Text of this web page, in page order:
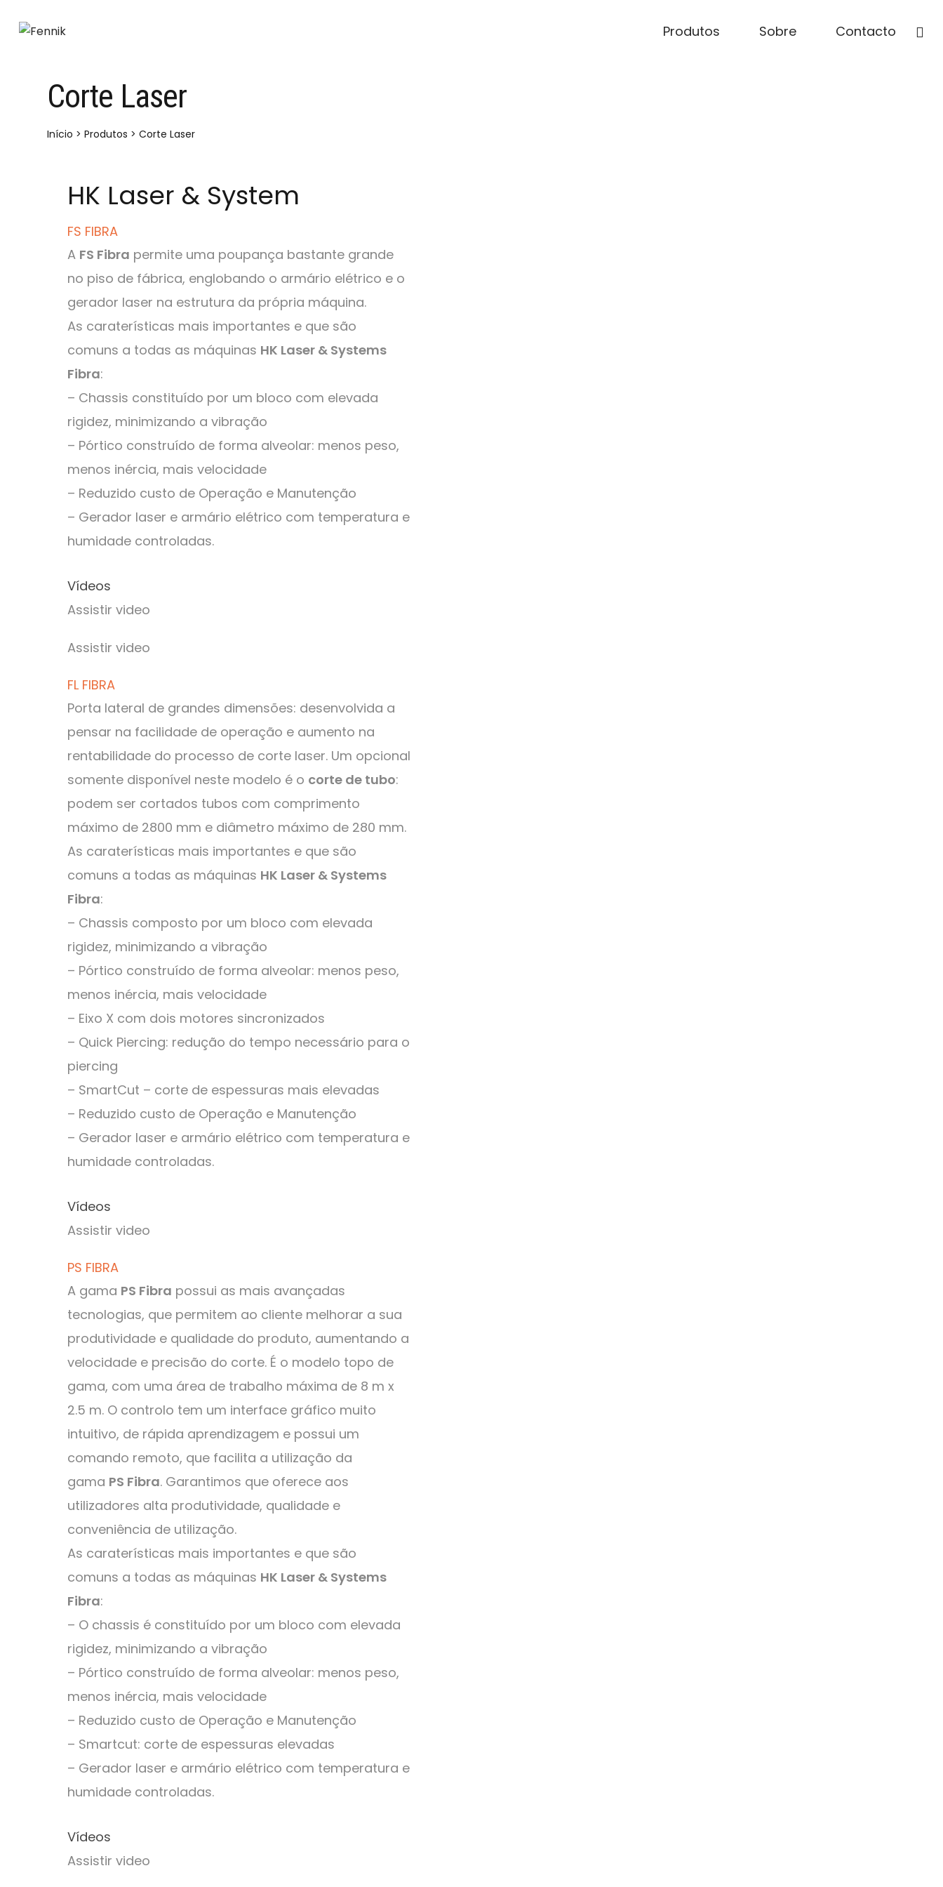
Produtos Sobre Contacto
Corte Laser
Início >Produtos >Corte Laser
HK Laser & System
FS FIBRA
A FS Fibra permite uma poupança bastante grande
no piso de fábrica, englobando o armário elétrico e o
gerador laser na estrutura da própria máquina.
As caraterísticas mais importantes e que são
comuns a todas as máquinas HK Laser & Systems
Fibra:
– Chassis constituído por um bloco com elevada
rigidez, minimizando a vibração
– Pórtico construído de forma alveolar: menos peso,
menos inércia, mais velocidade
– Reduzido custo de Operação e Manutenção
– Gerador laser e armário elétrico com temperatura e
humidade controladas.
Vídeos
Assistir video
Assistir video
FL FIBRA
Porta lateral de grandes dimensões: desenvolvida a
pensar na facilidade de operação e aumento na
rentabilidade do processo de corte laser. Um opcional
somente disponível neste modelo é o corte de tubo:
podem ser cortados tubos com comprimento
máximo de 2800 mm e diâmetro máximo de 280 mm.
As caraterísticas mais importantes e que são
comuns a todas as máquinas HK Laser & Systems
Fibra:
– Chassis composto por um bloco com elevada
rigidez, minimizando a vibração
– Pórtico construído de forma alveolar: menos peso,
menos inércia, mais velocidade
– Eixo X com dois motores sincronizados
– Quick Piercing: redução do tempo necessário para o
piercing
– SmartCut – corte de espessuras mais elevadas
– Reduzido custo de Operação e Manutenção
– Gerador laser e armário elétrico com temperatura e
humidade controladas.
Vídeos
Assistir video
PS FIBRA
A gama PS Fibra possui as mais avançadas
tecnologias, que permitem ao cliente melhorar a sua
produtividade e qualidade do produto, aumentando a
velocidade e precisão do corte. É o modelo topo de
gama, com uma área de trabalho máxima de 8 m x
2.5 m. O controlo tem um interface gráfico muito
intuitivo, de rápida aprendizagem e possui um
comando remoto, que facilita a utilização da
gama PS Fibra. Garantimos que oferece aos
utilizadores alta produtividade, qualidade e
conveniência de utilização.
As caraterísticas mais importantes e que são
comuns a todas as máquinas HK Laser & Systems
Fibra:
– O chassis é constituído por um bloco com elevada
rigidez, minimizando a vibração
– Pórtico construído de forma alveolar: menos peso,
menos inércia, mais velocidade
– Reduzido custo de Operação e Manutenção
– Smartcut: corte de espessuras elevadas
– Gerador laser e armário elétrico com temperatura e
humidade controladas.
Vídeos
Assistir video